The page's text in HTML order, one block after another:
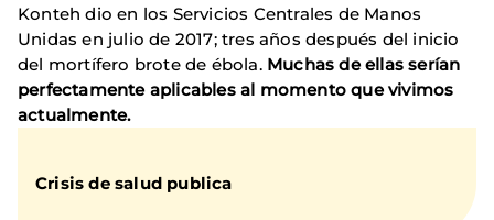
Konteh dio en los Servicios Centrales de Manos
Unidas en julio de 2017; tres años después del inicio
del mortífero brote de ébola.Muchas de ellas serían
perfectamente aplicables al momento que vivimos
actualmente.
Crisis de salud publica